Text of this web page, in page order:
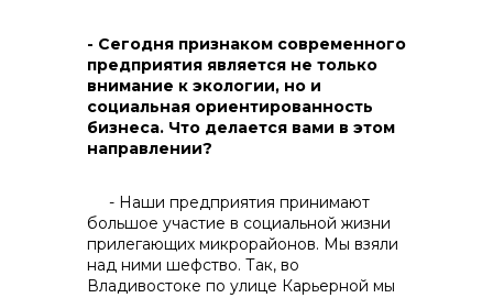
- Сегодня признаком современного
предприятия является не только
внимание к экологии, но и
социальная ориентированность
бизнеса. Что делается вами в этом
направлении?
- Наши предприятия принимают
большое участие в социальной жизни
прилегающих микрорайонов. Мы взяли
над ними шефство. Так, во
Владивостоке по улице Карьерной мы